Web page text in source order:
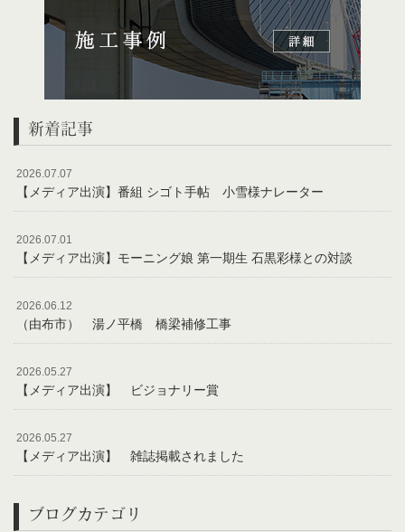
新着記事
2026.07.07
【メディア出演】番組 シゴト手帖 小雪様ナレーター
2026.07.01
【メディア出演】モーニング娘 第一期生 石黒彩様との対談
2026.06.12
（由布市） 湯ノ平橋 橋梁補修工事
2026.05.27
【メディア出演】 ビジョナリー賞
2026.05.27
【メディア出演】 雑誌掲載されました
ブログカテゴリ